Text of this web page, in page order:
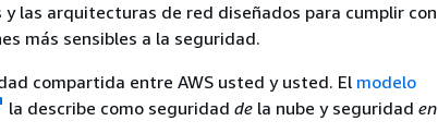
las arquitecturas de red diseñados para cumplir con
más sensibles a la seguridad.
compartida entre AWS usted y usted. El modelo
la describe como seguridad dela nube y seguridad en